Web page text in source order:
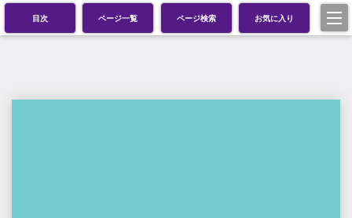
目次 ページ一覧 ページ検索 お気に入り